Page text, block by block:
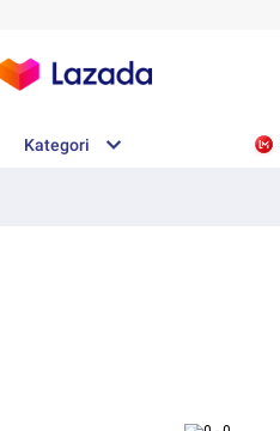
Kategori